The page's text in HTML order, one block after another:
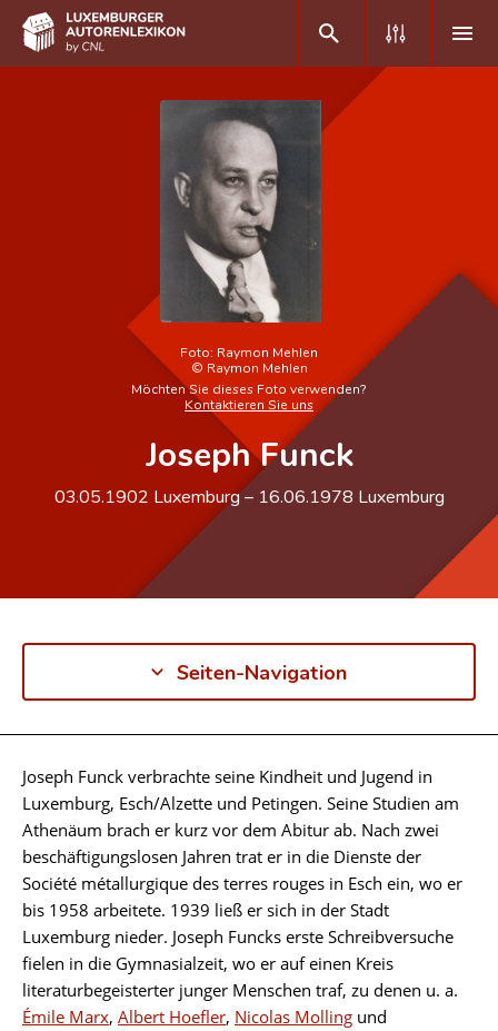
Erweiterte Suche
Häufige Fragen und Antworten
Foto: Raymon Mehlen
© Raymon Mehlen
Möchten Sie dieses Foto verwenden?
Kontaktieren Sie uns
Joseph Funck
03.05.1902 Luxemburg– 16.06.1978 Luxemburg
Seiten-Navigation
Biographie
Joseph Funck verbrachte seine Kindheit und Jugend in
Luxemburg, Esch/Alzette und Petingen. Seine Studien am
Athenäum brach er kurz vor dem Abitur ab. Nach zwei
beschäftigungslosen Jahren trat er in die Dienste der
Société métallurgique des terres rouges in Esch ein, wo er
bis 1958 arbeitete. 1939 ließ er sich in der Stadt
Luxemburg nieder. Joseph Funcks erste Schreibversuche
fielen in die Gymnasialzeit, wo er auf einen Kreis
literaturbegeisterter junger Menschen traf, zu denen u. a.
Émile Marx, Albert Hoefler, Nicolas Molling und